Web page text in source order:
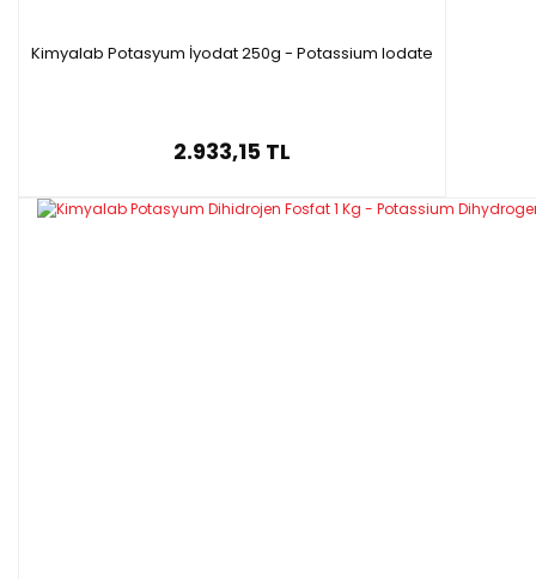
Kimyalab Potasyum İyodat 250g - Potassium Iodate
2.933,15 TL